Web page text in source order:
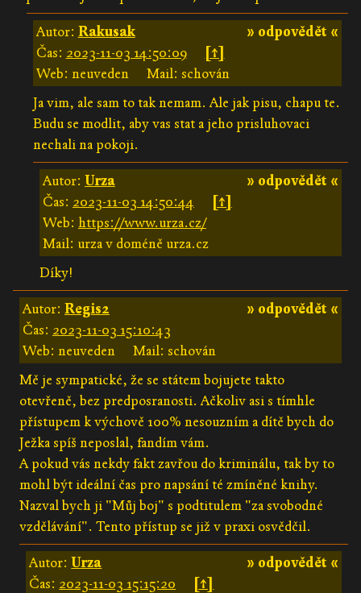
» odpovědět «
Autor: Rakusak
Čas: 2023-11-03 14:50:09
[↑]
Web: neuveden
Mail: schován
Ja vim, ale sam to tak nemam. Ale jak pisu, chapu te.
Budu se modlit, aby vas stat a jeho prisluhovaci
nechali na pokoji.
» odpovědět «
Autor: Urza
Čas: 2023-11-03 14:50:44
[↑]
Web: https://www.urza.cz/
Mail: urza v doméně urza.cz
Díky!
» odpovědět «
Autor: Regis2
Čas: 2023-11-03 15:10:43
Web: neuveden
Mail: schován
Mě je sympatické, že se státem bojujete takto
otevřeně, bez predposranosti. Ačkoliv asi s tímhle
přístupem k výchově 100% nesouzním a dítě bych do
Ježka spíš neposlal, fandím vám.
A pokud vás nekdy fakt zavřou do kriminálu, tak by to
mohl být ideální čas pro napsání té zmíněné knihy.
Nazval bych ji "Můj boj" s podtitulem "za svobodné
vzdělávání". Tento přístup se již v praxi osvědčil.
» odpovědět «
Autor:Urza
Čas: 2023-11-03 15:15:20
[↑]